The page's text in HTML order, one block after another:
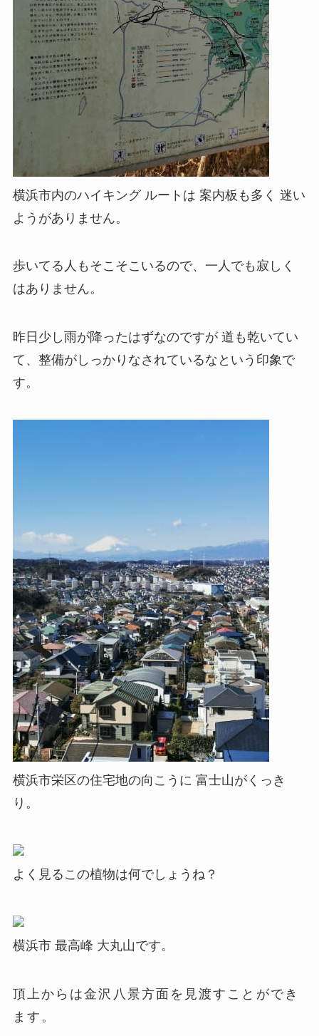
横浜市内のハイキング ルートは 案内板も多く 迷い
ようがありません。
歩いてる人もそこそこいるので、一人でも寂しく
はありません。
昨日少し雨が降ったはずなのですが 道も乾いてい
て、整備がしっかりなされているなという印象で
す。
横浜市栄区の住宅地の向こうに 富士山がくっき
り。
よく見るこの植物は何でしょうね？
横浜市 最高峰 大丸山です。
頂上からは金沢八景方面を見渡すことができ
ます。